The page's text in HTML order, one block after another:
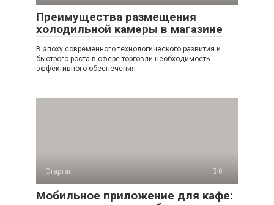
Преимущества размещения
холодильной камеры в магазине
В эпоху современного технологического развития и
быстрого роста в сфере торговли необходимость
эффективного обеспечения
Стартап 0
Мобильное приложение для кафе: